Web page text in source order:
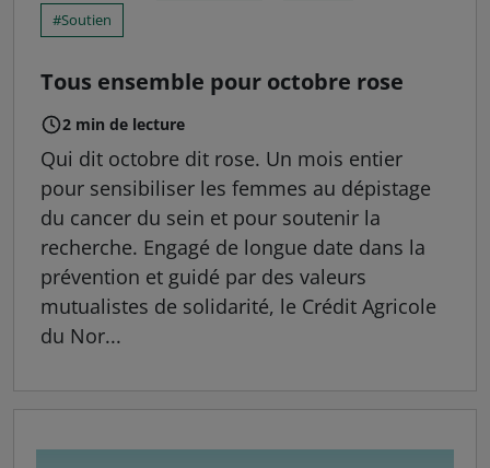
Soutien
Tous ensemble pour octobre rose
2 min de lecture
Qui dit octobre dit rose. Un mois entier
pour sensibiliser les femmes au dépistage
du cancer du sein et pour soutenir la
recherche. Engagé de longue date dans la
prévention et guidé par des valeurs
mutualistes de solidarité, le Crédit Agricole
du Nor...